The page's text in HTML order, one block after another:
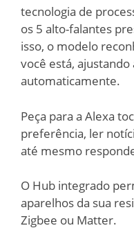
tecnologia de
os 5 alto-falantes
isso, o modelo
você está,
automaticamente.
Peça para a Alexa
preferência, ler
até mesmo
O Hub integrado
aparelhos da sua
Zigbee ou Matter.